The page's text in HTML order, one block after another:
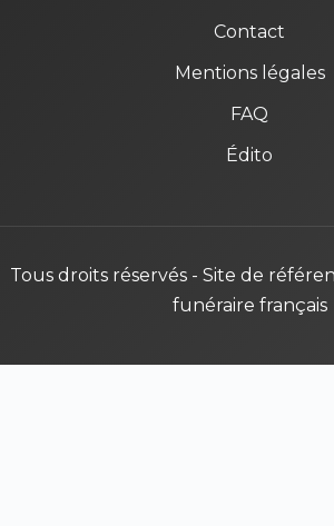
Contact
Mentions légales
FAQ
Édito
Tous droits réservés - Site de
funéraire français